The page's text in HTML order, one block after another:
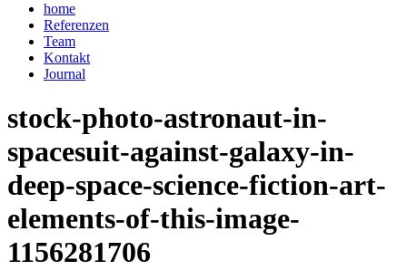
home
Referenzen
Team
Kontakt
Journal
stock-photo-astronaut-in-
spacesuit-against-galaxy-in-
deep-space-science-fiction-art-
elements-of-this-image-
1156281706